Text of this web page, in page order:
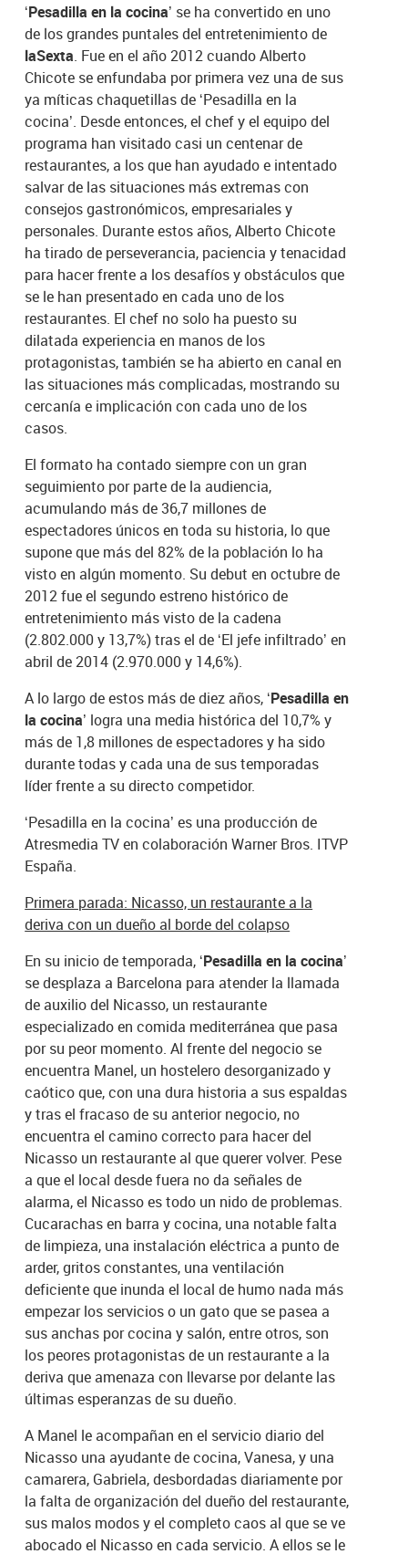
‘Pesadilla en la cocina’ se ha convertido en uno
de los grandes puntales del entretenimiento de
laSexta. Fue en el año 2012 cuando Alberto
Chicote se enfundaba por primera vez una de sus
ya míticas chaquetillas de ‘Pesadilla en la
cocina’. Desde entonces, el chef y el equipo del
programa han visitado casi un centenar de
restaurantes, a los que han ayudado e intentado
salvar de las situaciones más extremas con
consejos gastronómicos, empresariales y
personales. Durante estos años, Alberto Chicote
ha tirado de perseverancia, paciencia y tenacidad
para hacer frente a los desafíos y obstáculos que
se le han presentado en cada uno de los
restaurantes. El chef no solo ha puesto su
dilatada experiencia en manos de los
protagonistas, también se ha abierto en canal en
las situaciones más complicadas, mostrando su
cercanía e implicación con cada uno de los
casos.
El formato ha contado siempre con un gran
seguimiento por parte de la audiencia,
acumulando más de 36,7 millones de
espectadores únicos en toda su historia, lo que
supone que más del 82% de la población lo ha
visto en algún momento. Su debut en octubre de
2012 fue el segundo estreno histórico de
entretenimiento más visto de la cadena
(2.802.000 y 13,7%) tras el de ‘El jefe infiltrado’ en
abril de 2014 (2.970.000 y 14,6%).
A lo largo de estos más de diez años, ‘Pesadilla en
la cocina’ logra una media histórica del 10,7% y
más de 1,8 millones de espectadores y ha sido
durante todas y cada una de sus temporadas
líder frente a su directo competidor.
‘Pesadilla en la cocina’ es una producción de
Atresmedia TV en colaboración Warner Bros. ITVP
España.
Primera parada: Nicasso, un restaurante a la
deriva con un dueño al borde del colapso
En su inicio de temporada, ‘Pesadilla en la cocina’
se desplaza a Barcelona para atender la llamada
de auxilio del Nicasso, un restaurante
especializado en comida mediterránea que pasa
por su peor momento. Al frente del negocio se
encuentra Manel, un hostelero desorganizado y
caótico que, con una dura historia a sus espaldas
y tras el fracaso de su anterior negocio, no
encuentra el camino correcto para hacer del
Nicasso un restaurante al que querer volver. Pese
a que el local desde fuera no da señales de
alarma, el Nicasso es todo un nido de problemas.
Cucarachas en barra y cocina, una notable falta
de limpieza, una instalación eléctrica a punto de
arder, gritos constantes, una ventilación
deficiente que inunda el local de humo nada más
empezar los servicios o un gato que se pasea a
sus anchas por cocina y salón, entre otros, son
los peores protagonistas de un restaurante a la
deriva que amenaza con llevarse por delante las
últimas esperanzas de su dueño.
A Manel le acompañan en el servicio diario del
Nicasso una ayudante de cocina, Vanesa, y una
camarera, Gabriela, desbordadas diariamente por
la falta de organización del dueño del restaurante,
sus malos modos y el completo caos al que se ve
abocado el Nicasso en cada servicio. A ellos se le